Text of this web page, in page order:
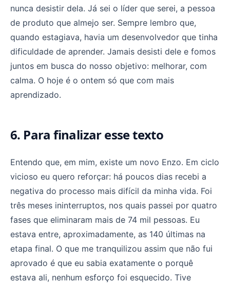
nunca desistir dela. Já sei o líder que serei, a pessoa
de produto que almejo ser. Sempre lembro que,
quando estagiava, havia um desenvolvedor que tinha
dificuldade de aprender. Jamais desisti dele e fomos
juntos em busca do nosso objetivo: melhorar, com
calma. O hoje é o ontem só que com mais
aprendizado.
6. Para finalizar esse texto
Entendo que, em mim, existe um novo Enzo. Em ciclo
vicioso eu quero reforçar: há poucos dias recebi a
negativa do processo mais difícil da minha vida. Foi
três meses ininterruptos, nos quais passei por quatro
fases que eliminaram mais de 74 mil pessoas. Eu
estava entre, aproximadamente, as 140 últimas na
etapa final. O que me tranquilizou assim que não fui
aprovado é que eu sabia exatamente o porquê
estava ali, nenhum esforço foi esquecido. Tive